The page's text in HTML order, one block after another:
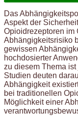
Das
Aspekt der
Opioidrezeptoren im
Abhängigkeitsrisiko
gewissen
hochdosierter
zu diesem Thema
Studien deuten
Abhängigkeit
bei traditionellen
Möglichkeit einer